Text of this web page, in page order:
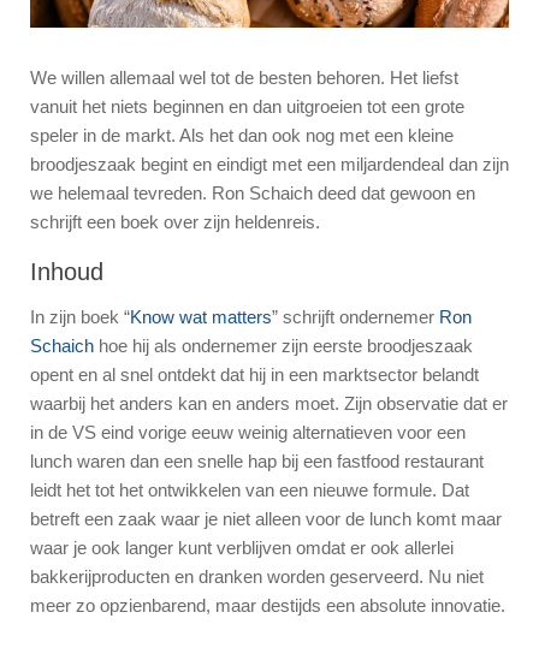
We willen allemaal wel tot de besten behoren. Het liefst
vanuit het niets beginnen en dan uitgroeien tot een grote
speler in de markt. Als het dan ook nog met een kleine
broodjeszaak begint en eindigt met een miljardendeal dan zijn
we helemaal tevreden. Ron Schaich deed dat gewoon en
schrijft een boek over zijn heldenreis.
Inhoud
In zijn boek “Know wat matters” schrijft ondernemer Ron
Schaich hoe hij als ondernemer zijn eerste broodjeszaak
opent en al snel ontdekt dat hij in een marktsector belandt
waarbij het anders kan en anders moet. Zijn observatie dat er
in de VS eind vorige eeuw weinig alternatieven voor een
lunch waren dan een snelle hap bij een fastfood restaurant
leidt het tot het ontwikkelen van een nieuwe formule. Dat
betreft een zaak waar je niet alleen voor de lunch komt maar
waar je ook langer kunt verblijven omdat er ook allerlei
bakkerijproducten en dranken worden geserveerd. Nu niet
meer zo opzienbarend, maar destijds een absolute innovatie.